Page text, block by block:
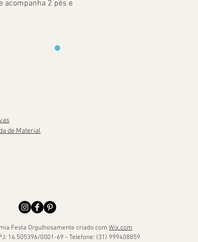
acompanha 2 pés e
de Material
Festa Orgulhosamente criado com Wix.com
16.505396/0001-69 - Telefone: (31) 999408859